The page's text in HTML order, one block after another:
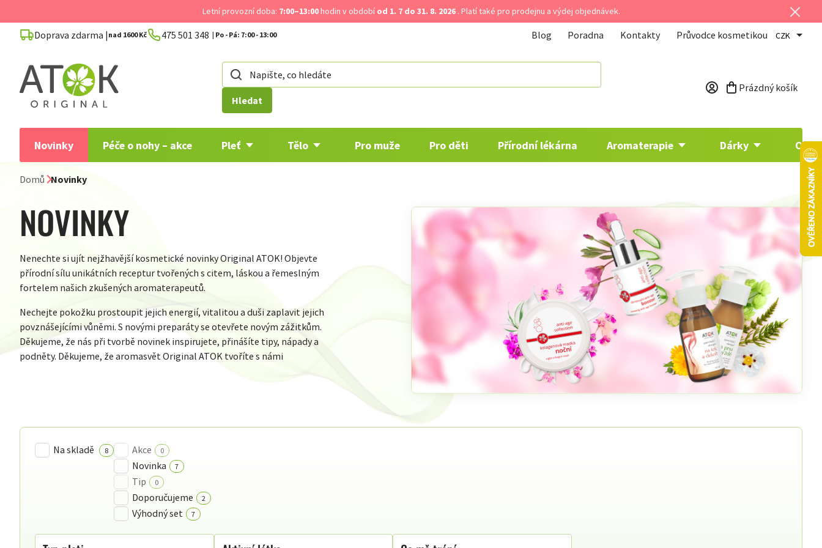
na
obsah
Letní provozní doba: 7:00–13:00hodin v obdobíod 1. 7 do 31. 8. 2026. Platí také pro prodejnu a výdej objednávek.
Doprava zdarma | nad 1600 Kč 475 501 348 Blog Poradna Kontakty Průvodce kosmetikou CZK
Hledat
Nákupní košík
Prázdný košík
Novinky Péče o nohy – akce Pleť Tělo Pro muže Pro děti Přírodní lékárna Aromaterapie Dárky
Domů Novinky
NOVINKY
Nenechte si ujít nejžhavější kosmetické novinky Original ATOK! Objevte
přírodní sílu unikátních receptur tvořených s citem, láskou a řemeslným
fortelem našich zkušených aromaterapeutů.
Nechejte pokožku prostoupit jejich energií, vitalitou a duši zaplavit jejich
povznášejícími vůněmi. S novými preparáty se otevřete novým zážitkům.
Děkujeme, že nás při tvorbě novinek inspirujete, přinášíte tipy, nápady a
podněty. Děkujeme, že aromasvět Original ATOK tvoříte s námi
Na skladě 8 Akce 0
Novinka 7
Tip 0
Doporučujeme 2
Výhodný set 7